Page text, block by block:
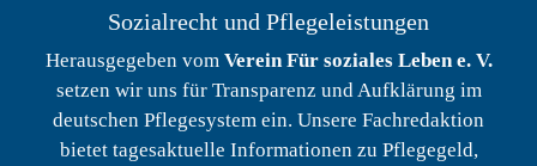
Sozialrecht und Pflegeleistungen
Herausgegeben vom Verein Für soziales Leben e. V.
setzen wir uns für Transparenz und Aufklärung im
deutschen Pflegesystem ein. Unsere Fachredaktion
bietet tagesaktuelle Informationen zu Pflegegeld,